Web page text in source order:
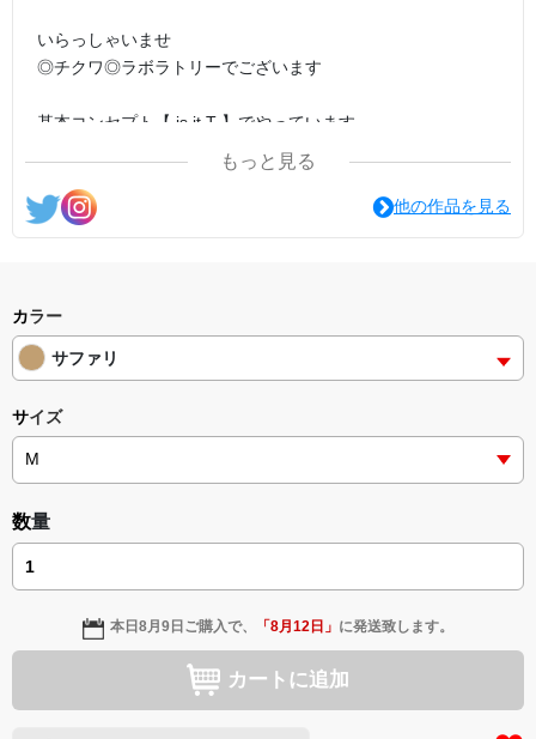
いらっしゃいませ
◎チクワ◎ラボラトリーでございます
基本コンセプト【 is it.T 】でやっています
見た人が、思わず『イジりたい』と思ってしまうような
どうぞ、ごゆっくり ご覧ください
もっと見る
他の作品を見る
カラー
サファリ
サイズ
数量
本日8月9日 ご購入で、 「8月12日 」 に発送致します。
カートに追加